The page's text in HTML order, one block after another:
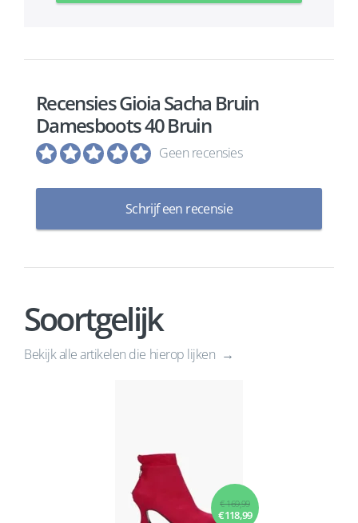
Recensies Gioia Sacha Bruin
Damesboots 40 Bruin
Geen recensies
Schrijf een recensie
Soortgelijk
Bekijk alle artikelen die hierop lijken
€ 169,99
€ 118,99